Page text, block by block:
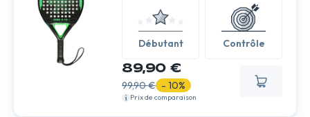
Débutant Contrôle
89,90 €
99,90 € - 10%
Prix de comparaison